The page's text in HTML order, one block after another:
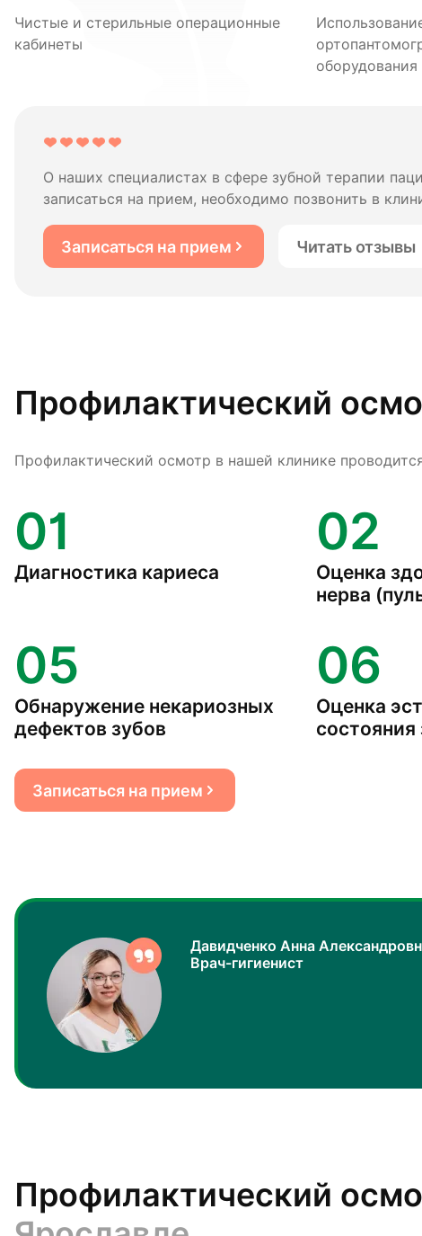
Чистые и стерильные операционные
кабинеты
оборудования
О наших специалистах в сфере зубной терапии
записаться на прием, необходимо позвонить в
Записаться на прием Читать отзывы
Профилактический
Профилактический осмотр в нашей клинике
01
Диагностика кариеса
02
Оценка
нерва
05
Обнаружение некариозных
дефектов зубов
06
Оценка
состояния
Записаться на прием
Давидченко Анна
Врач-гигиенист
Профилактический